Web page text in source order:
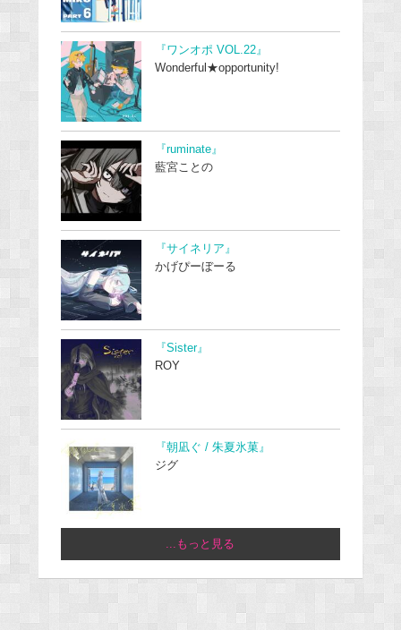
『ワンオポ VOL.22』
Wonderful★opportunity!
『ruminate』
藍宮ことの
『サイネリア』
かげぴーぼーる
『Sister』
ROY
『朝凪ぐ / 朱夏氷菓』
ジグ
...もっと見る